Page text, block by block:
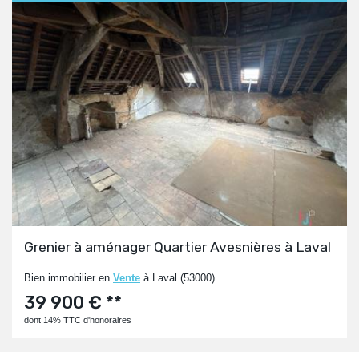
Grenier à aménager Quartier Avesnières à Laval
Bien immobilier en Vente à Laval (53000)
39 900 € **
dont 14% TTC d'honoraires